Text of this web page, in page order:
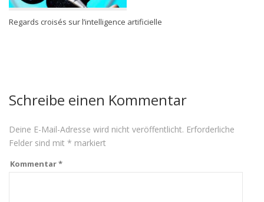
Regards croisés sur l’intelligence artificielle
Schreibe einen Kommentar
Deine E-Mail-Adresse wird nicht veröffentlicht. Erforderliche
Felder sind mit * markiert
Kommentar*